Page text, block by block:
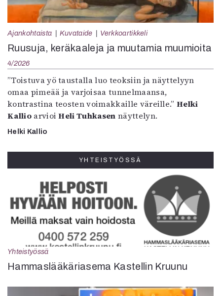
Ajankohtaista Kuvataide Verkkoartikkeli
Ruusuja, keräkaaleja ja muutamia muumioita
4/2026
”Toistuva yö taustalla luo teoksiin ja näyttelyyn
omaa pimeää ja varjoisaa tunnelmaansa,
kontrastina teosten voimakkaille väreille.”Helki
KallioarvioiHeli Tuhkasen näyttelyn.
Helki Kallio
YHTEISTYÖSSÄ
Yhteistyössä
Hammaslääkäriasema Kastellin Kruunu